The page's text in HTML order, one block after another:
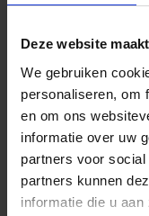
Deze website
We gebruiken
personaliseren, om
en om ons
informatie over uw
partners voor
partners kunnen
informatie die u